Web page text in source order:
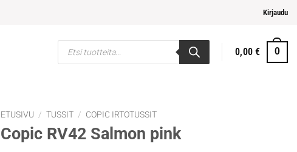
Kirjaudu
Products
search
0,00€ 0
ETUSIVU / TUSSIT / COPIC IRTOTUSSIT
Copic RV42 Salmon pink